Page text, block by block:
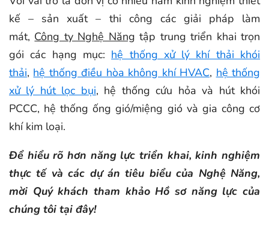
kế – sản xuất – thi công các giải pháp làm
mát, Công ty Nghệ Năng tập trung triển khai trọn
gói các hạng mục: hệ thống xử lý khí thải khói
thải, hệ thống điều hòa không khí HVAC, hệ thống
xử lý hút lọc bụi, hệ thống cứu hỏa và hút khói
PCCC, hệ thống ống gió/miệng gió và gia công cơ
khí kim loại.
Để hiểu rõ hơn năng lực triển khai, kinh nghiệm
thực tế và các dự án tiêu biểu của Nghệ Năng,
mời Quý khách tham khảo Hồ sơ năng lực của
chúng tôi tại đây!